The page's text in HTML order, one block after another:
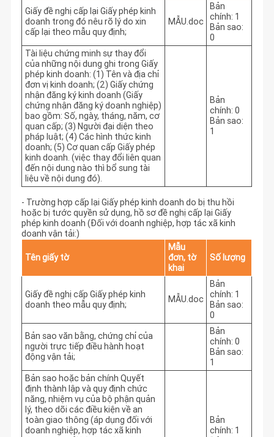
Giấy đề nghị cấp lại Giấy phép kinh
doanh trong đó nêu rõ lý do xin
cấp lại theo mẫu quy định;
MẪU.doc
Bản
chính: 1
Bản sao:
0
Tài liệu chứng minh sự thay đổi
của những nội dung ghi trong Giấy
phép kinh doanh: (1) Tên và địa chỉ
đơn vị kinh doanh; (2) Giấy chứng
nhận đăng ký kinh doanh (Giấy
chứng nhận đăng ký doanh nghiệp)
bao gồm: Số, ngày, tháng, năm, cơ
quan cấp; (3) Người đại diện theo
pháp luật; (4) Các hình thức kinh
doanh; (5) Cơ quan cấp Giấy phép
kinh doanh. (việc thay đổi liên quan
đến nội dung nào thì bổ sung tài
liệu về nội dung đó).
Bản
chính: 0
Bản sao:
1
- Trường hợp cấp lại Giấy phép kinh doanh do bị thu hồi
hoặc bị tước quyền sử dụng, hồ sơ đề nghị cấp lại Giấy
phép kinh doanh (Đối với doanh nghiệp, hợp tác xã kinh
doanh vận tải:)
Tên giấy tờ
Mẫu
đơn, tờ
khai
Số lượng
Giấy đề nghị cấp Giấy phép kinh
doanh theo mẫu quy định;
MẪU.doc
Bản
chính: 1
Bản sao:
0
Bản sao văn bằng, chứng chỉ của
người trực tiếp điều hành hoạt
động vận tải;
Bản
chính: 0
Bản sao:
1
Bản sao hoặc bản chính Quyết
định thành lập và quy định chức
năng, nhiệm vụ của bộ phận quản
lý, theo dõi các điều kiện về an
toàn giao thông (áp dụng đối với
doanh nghiệp, hợp tác xã kinh
Bản
chính: 1